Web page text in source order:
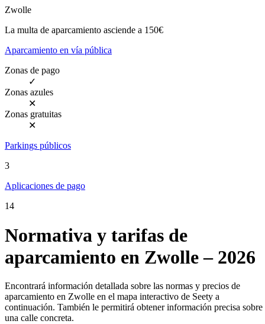
Zwolle
La multa de aparcamiento asciende a 150€
Aparcamiento en vía pública
Zonas de pago
✓
Zonas azules
✕
Zonas gratuitas
✕
Parkings públicos
3
Aplicaciones de pago
14
Normativa y tarifas de
aparcamiento en Zwolle – 2026
Encontrará información detallada sobre las normas y precios de
aparcamiento en Zwolle en el mapa interactivo de Seety a
continuación. También le permitirá obtener información precisa sobre
una calle concreta.